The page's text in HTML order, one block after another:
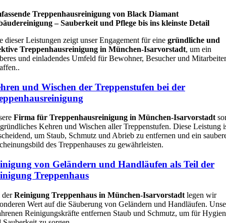
Treppenhausreinigung von Black Diamant
– Sauberkeit und Pflege bis ins kleinste Detail
dieser Leistungen zeigt unser Engagement für eine gründliche und
Treppenhausreinigung in München-Isarvorstadt, um ein
und einladendes Umfeld für Bewohner, Besucher und
und Wischen der Treppenstufen bei der
Firma für Treppenhausreinigung in München-Isarvorstadt
Kehren und Wischen aller Treppenstufen. Diese Leistung
um Staub, Schmutz und Abrieb zu entfernen und ein
des Treppenhauses zu gewährleisten.
von Geländern und Handläufen als Teil der
Treppenhaus
derReinigung Treppenhaus in München-Isarvorstadt legen wir
Wert auf die Säuberung von Geländern und Handläufen.
Reinigungskräfte entfernen Staub und Schmutz, um für